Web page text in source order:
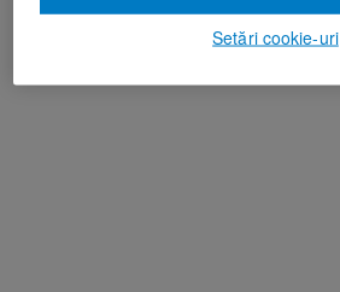
Setări cookie-uri